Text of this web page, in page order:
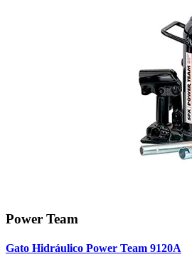
Power Team
Gato Hidráulico Power Team 9120A